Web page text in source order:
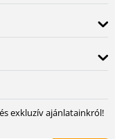
exkluzív ajánlatainkról!